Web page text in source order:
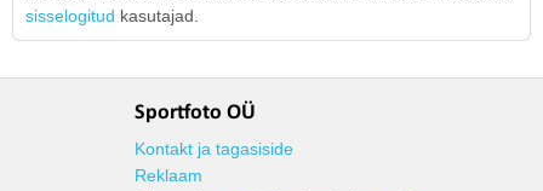
sisselogitud kasutajad.
Sportfoto OÜ
Kontakt ja tagasiside
Reklaam